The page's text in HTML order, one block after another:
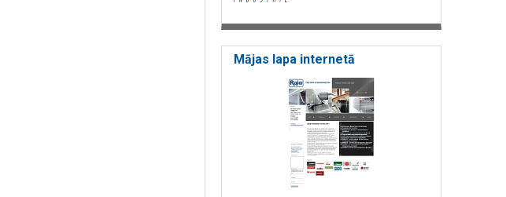
Mājas lapa internetā